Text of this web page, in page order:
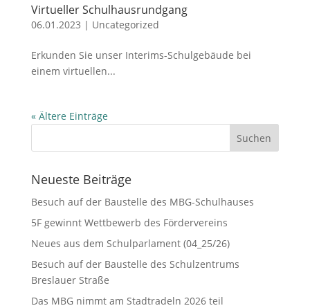
Virtueller Schulhausrundgang
06.01.2023 | Uncategorized
Erkunden Sie unser Interims-Schulgebäude bei
einem virtuellen...
« Ältere Einträge
Neueste Beiträge
Besuch auf der Baustelle des MBG-Schulhauses
5F gewinnt Wettbewerb des Fördervereins
Neues aus dem Schulparlament (04_25/26)
Besuch auf der Baustelle des Schulzentrums
Breslauer Straße
Das MBG nimmt am Stadtradeln 2026 teil